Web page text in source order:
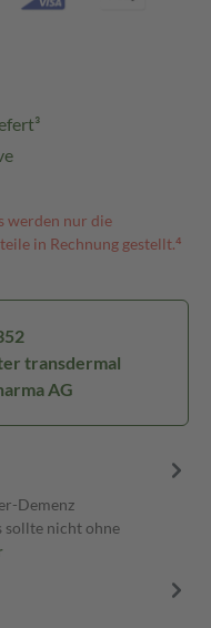
werden nur die
in Rechnung gestellt.⁴
transdermal
AG
Demenz
sollte nicht ohne